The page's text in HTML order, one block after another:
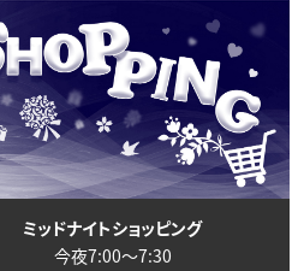
ミッドナイトショッピング
今夜7:00〜7:30